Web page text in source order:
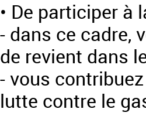
• De participer à
- dans ce cadre,
de revient dans
- vous
lutte contre le